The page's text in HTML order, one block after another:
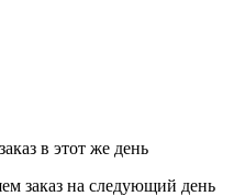
в этот же день
заказ на следующий день